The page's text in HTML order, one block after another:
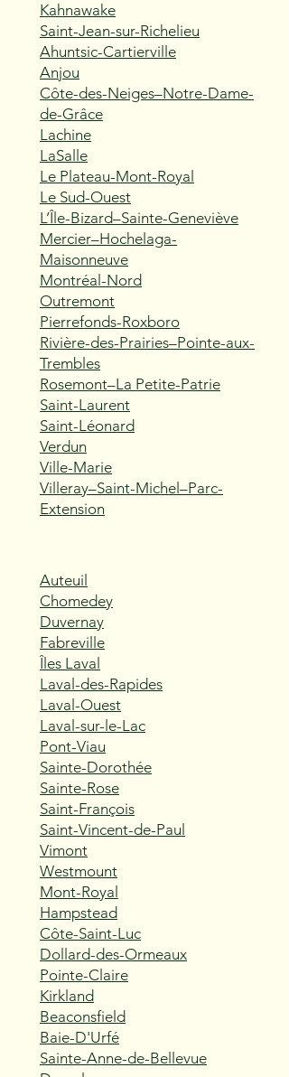
Kahnawake
Saint-Jean-sur-Richelieu
Ahuntsic-Cartierville
Anjou
Côte-des-Neiges–Notre-Dame-
de-Grâce
Lachine
LaSalle
Le Plateau-Mont-Royal
Le Sud-Ouest
L’Île-Bizard–Sainte-Geneviève
Mercier–Hochelaga-
Maisonneuve
Montréal-Nord
Outremont
Pierrefonds-Roxboro
Rivière-des-Prairies–Pointe-aux-
Trembles
Rosemont–La Petite-Patrie
Saint-Laurent
Saint-Léonard
Verdun
Ville-Marie
Villeray–Saint-Michel–Parc-
Extension
Auteuil
Chomedey
Duvernay
Fabreville
Îles Laval
Laval-des-Rapides
Laval-Ouest
Laval-sur-le-Lac
Pont-Viau
Sainte-Dorothée
Sainte-Rose
Saint-François
Saint-Vincent-de-Paul
Vimont
Westmount
Mont-Royal
Hampstead
Côte-Saint-Luc
Dollard-des-Ormeaux
Pointe-Claire
Kirkland
Beaconsfield
Baie-D'Urfé
Sainte-Anne-de-Bellevue